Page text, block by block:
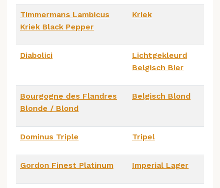
Timmermans Lambicus
Kriek Black Pepper
Kriek
Diabolici
Lichtgekleurd
Belgisch Bier
Bourgogne des Flandres
Blonde / Blond
Belgisch Blond
Dominus Triple Tripel
Gordon Finest Platinum Imperial Lager